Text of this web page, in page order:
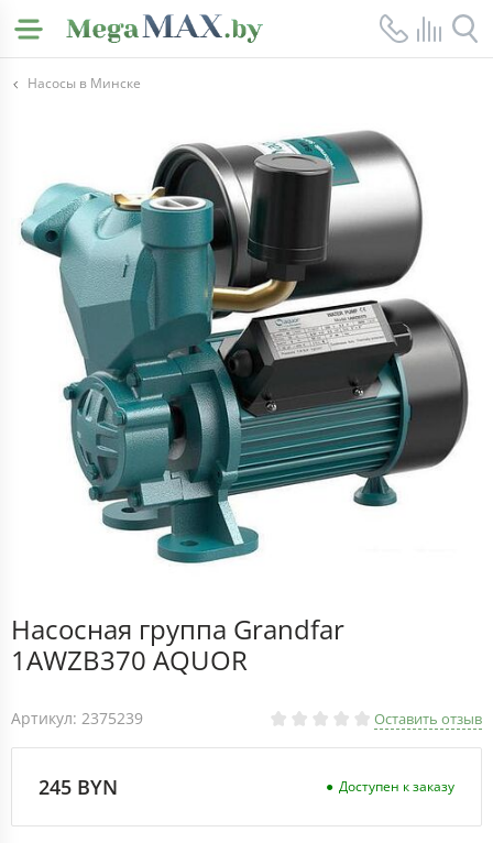
Насосы в Минске
Насосная группа Grandfar
1AWZB370 AQUOR
Артикул: 2375239 Оставить отзыв
245 BYN Доступен к заказу